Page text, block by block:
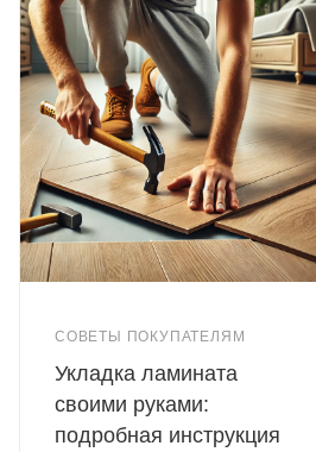
СОВЕТЫ ПОКУПАТЕЛЯМ
Укладка ламината
своими руками:
подробная инструкция